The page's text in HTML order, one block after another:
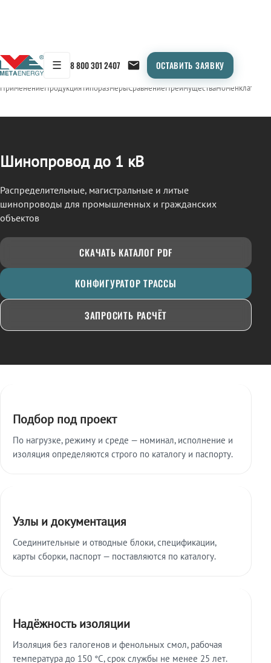
☰ 8 800 301 2407 ОСТАВИТЬ ЗАЯВКУ
← Продукция/ШИНОПРОВОД
ПрименениеПродукцияТипоразмерыСравнениеПреимуществаНоменклатура
Шинопровод до 1 кВ
Распределительные, магистральные и литые
шинопроводы для промышленных и гражданских
объектов
СКАЧАТЬ КАТАЛОГ PDF
КОНФИГУРАТОР ТРАССЫ
ЗАПРОСИТЬ РАСЧЁТ
Подбор под проект
По нагрузке, режиму и среде — номинал, исполнение и
изоляция определяются строго по каталогу и паспорту.
Узлы и документация
Соединительные и отводные блоки, спецификации,
карты сборки, паспорт — поставляются по каталогу.
Надёжность изоляции
Изоляция без галогенов и фенольных смол, рабочая
температура до 150 °C, срок службы не менее 25 лет.